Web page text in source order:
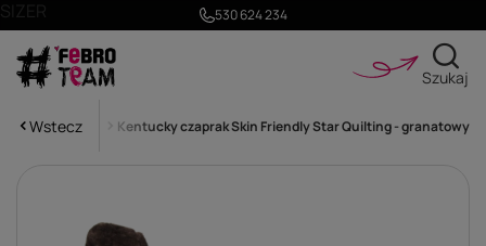
530 624 234
Szukaj
Wstecz
VS Kentucky czaprak Skin Friendly Star Quilting - granatowy